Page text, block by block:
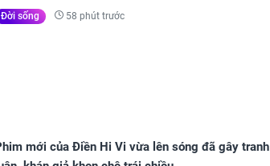
Đời sống 58 phút trước
mới của Điền Hi Vi vừa lên sóng đã gây tranh